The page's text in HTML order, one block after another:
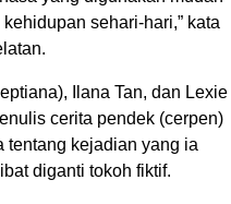
sehari-hari,” kata
Ilana Tan, dan Lexie
cerita pendek (cerpen)
tentang kejadian yang ia
diganti tokoh fiktif.